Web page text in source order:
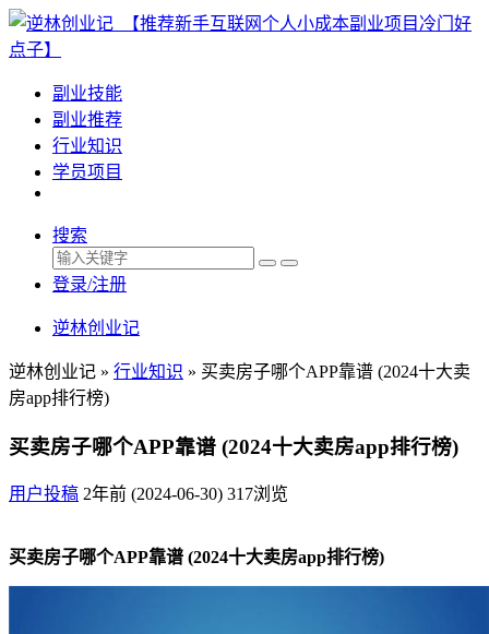
副业技能
副业推荐
行业知识
学员项目
搜索
登录/注册
逆林创业记
逆林创业记 » 行业知识 » 买卖房子哪个APP靠谱 (2024十大卖
房app排行榜)
买卖房子哪个APP靠谱 (2024十大卖房app排行榜)
用户投稿 2年前 (2024-06-30) 317浏览
买卖房子哪个APP靠谱 (2024十大卖房app排行榜)